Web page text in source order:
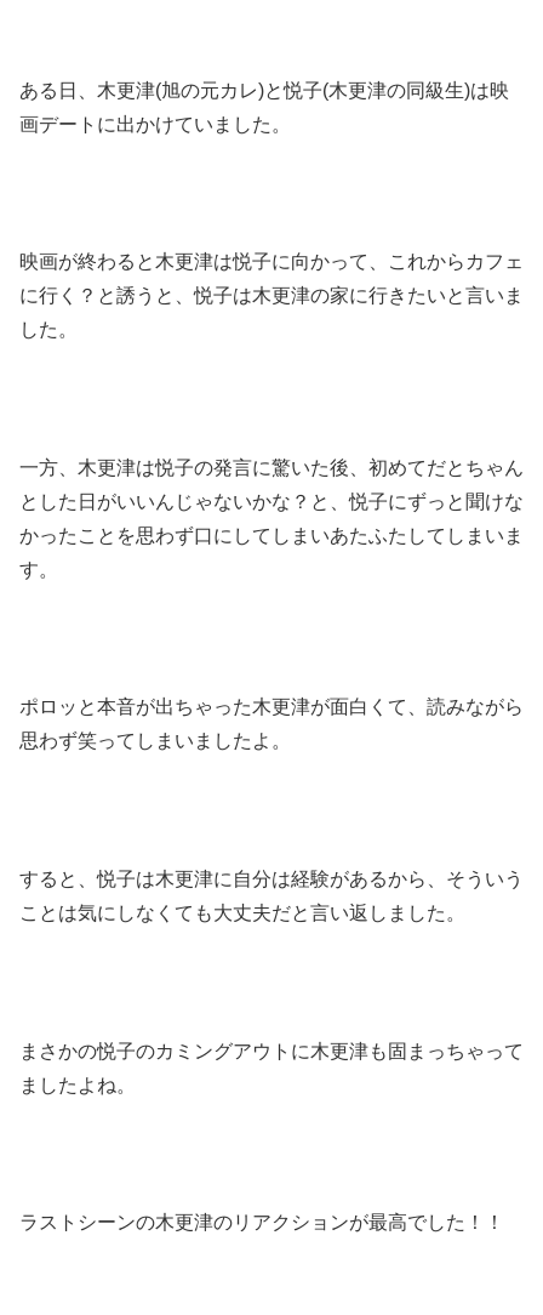
ある日、木更津(旭の元カレ)と悦子(木更津の同級生)は映
画デートに出かけていました。
映画が終わると木更津は悦子に向かって、これからカフェ
に行く？と誘うと、悦子は木更津の家に行きたいと言いま
した。
一方、木更津は悦子の発言に驚いた後、初めてだとちゃん
とした日がいいんじゃないかな？と、悦子にずっと聞けな
かったことを思わず口にしてしまいあたふたしてしまいま
す。
ポロッと本音が出ちゃった木更津が面白くて、読みながら
思わず笑ってしまいましたよ。
すると、悦子は木更津に自分は経験があるから、そういう
ことは気にしなくても大丈夫だと言い返しました。
まさかの悦子のカミングアウトに木更津も固まっちゃって
ましたよね。
ラストシーンの木更津のリアクションが最高でした！！